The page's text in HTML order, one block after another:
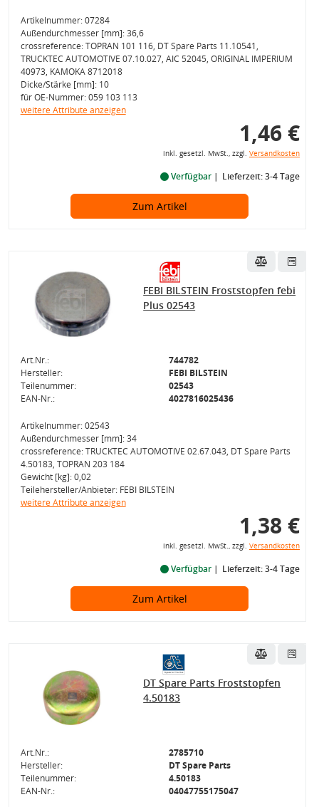
Artikelnummer: 07284
Außendurchmesser [mm]: 36,6
crossreference: TOPRAN 101 116, DT Spare Parts 11.10541,
TRUCKTEC AUTOMOTIVE 07.10.027, AIC 52045, ORIGINAL IMPERIUM
40973, KAMOKA 8712018
Dicke/Stärke [mm]: 10
für OE-Nummer: 059 103 113
weitere Attribute anzeigen
1,46 €
inkl. gesetzl. MwSt., zzgl. Versandkosten
Verfügbar Lieferzeit: 3-4 Tage
Zum Artikel
FEBI BILSTEIN Froststopfen febi
Plus 02543
Art.Nr.:
744782
Hersteller:
FEBI BILSTEIN
Teilenummer:
02543
EAN-Nr.:
4027816025436
Artikelnummer: 02543
Außendurchmesser [mm]: 34
crossreference: TRUCKTEC AUTOMOTIVE 02.67.043, DT Spare Parts
4.50183, TOPRAN 203 184
Gewicht [kg]: 0,02
Teilehersteller/Anbieter: FEBI BILSTEIN
weitere Attribute anzeigen
1,38 €
inkl. gesetzl. MwSt., zzgl. Versandkosten
Verfügbar Lieferzeit: 3-4 Tage
Zum Artikel
DT Spare Parts Froststopfen
4.50183
Art.Nr.:
2785710
Hersteller:
DT Spare Parts
Teilenummer:
4.50183
EAN-Nr.:
04047755175047